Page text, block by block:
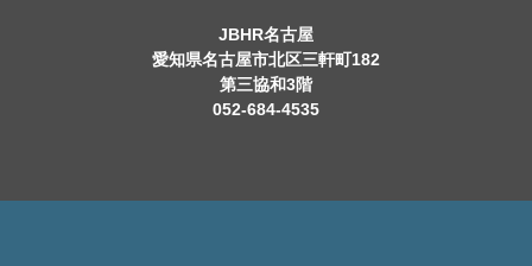
JBHR名古屋
愛知県名古屋市北区三軒町182
第三協和3階
052-684-4535